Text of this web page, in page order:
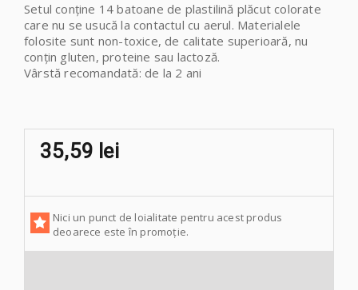
Setul conține 14 batoane de plastilină plăcut colorate
care nu se usucă la contactul cu aerul. Materialele
folosite sunt non-toxice, de calitate superioară, nu
conțin gluten, proteine sau lactoză.
Vârstă recomandată: de la 2 ani
35,59 lei
Nici un punct de loialitate pentru acest produs
deoarece este în promoție.